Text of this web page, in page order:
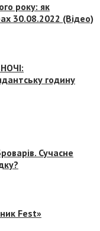
року: як
30.08.2022 (Відео)
годину
Сучасне
Fest»